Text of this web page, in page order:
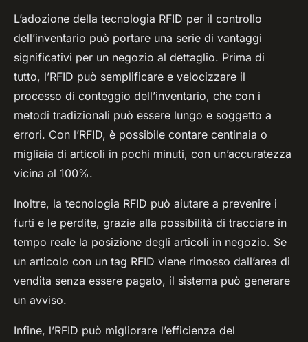
L’adozione della tecnologia RFID per il controllo
dell’inventario può portare una serie di vantaggi
significativi per un negozio al dettaglio. Prima di
tutto, l’RFID può semplificare e velocizzare il
processo di conteggio dell’inventario, che con i
metodi tradizionali può essere lungo e soggetto a
errori. Con l’RFID, è possibile contare centinaia o
migliaia di articoli in pochi minuti, con un’accuratezza
vicina al 100%.
Inoltre, la tecnologia RFID può aiutare a prevenire i
furti e le perdite, grazie alla possibilità di tracciare in
tempo reale la posizione degli articoli in negozio. Se
un articolo con un tag RFID viene rimosso dall’area di
vendita senza essere pagato, il sistema può generare
un avviso.
Infine, l’RFID può migliorare l’efficienza del